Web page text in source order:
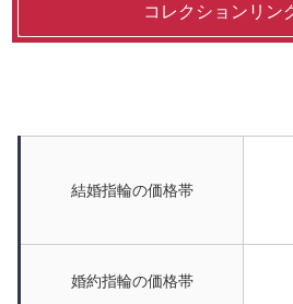
コレクションリン
結婚指輪の価格帯
婚約指輪の価格帯